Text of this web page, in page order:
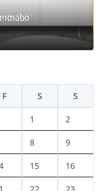
F S S
1 2
8 9
15 16